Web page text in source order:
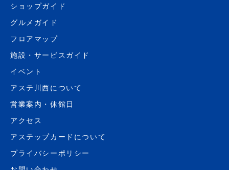
ショップガイド
グルメガイド
フロアマップ
施設・サービスガイド
イベント
アステ川西について
営業案内・休館日
アクセス
アステップカードについて
プライバシーポリシー